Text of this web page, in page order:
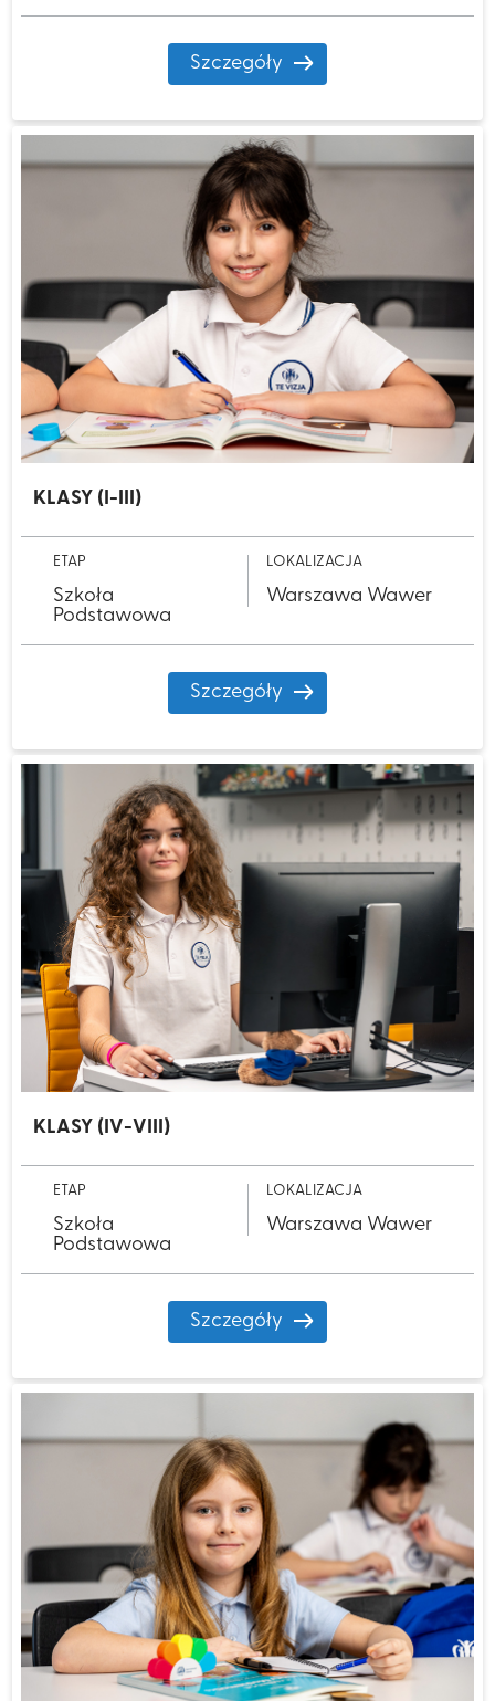
Szczegóły
KLASY (I-III)
ETAP
Szkoła
Podstawowa
LOKALIZACJA
Warszawa Wawer
Szczegóły
KLASY (IV-VIII)
ETAP
Szkoła
Podstawowa
LOKALIZACJA
Warszawa Wawer
Szczegóły